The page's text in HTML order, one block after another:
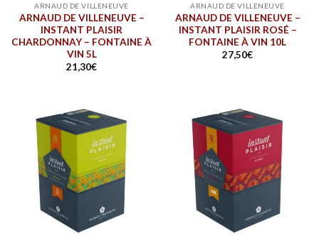
ARNAUD DE VILLENEUVE
ARNAUD DE VILLENEUVE –
INSTANT PLAISIR
CHARDONNAY – FONTAINE À
VIN 5L
21,30€
ARNAUD DE VILLENEUVE
ARNAUD DE VILLENEUVE –
INSTANT PLAISIR ROSÉ –
FONTAINE À VIN 10L
27,50€